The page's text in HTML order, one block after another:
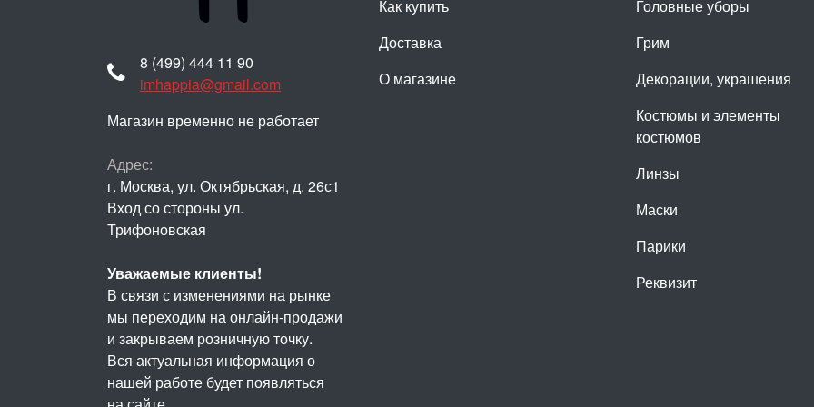
Как купить
Доставка
О магазине
Головные уборы
Грим
Декорации, украшения
Костюмы и элементы
костюмов
Линзы
Маски
Парики
Реквизит
8 (499) 444 11 90
imhappia@gmail.com
Магазин временно не работает
Адрес:
г. Москва, ул. Октябрьская, д. 26с1
Вход со стороны ул.
Трифоновская
Уважаемые клиенты!
В связи с изменениями на рынке
мы переходим на онлайн-продажи
и закрываем розничную точку.
Вся актуальная информация о
нашей работе будет появляться